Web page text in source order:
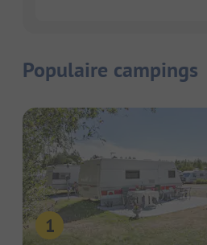
Populaire campings